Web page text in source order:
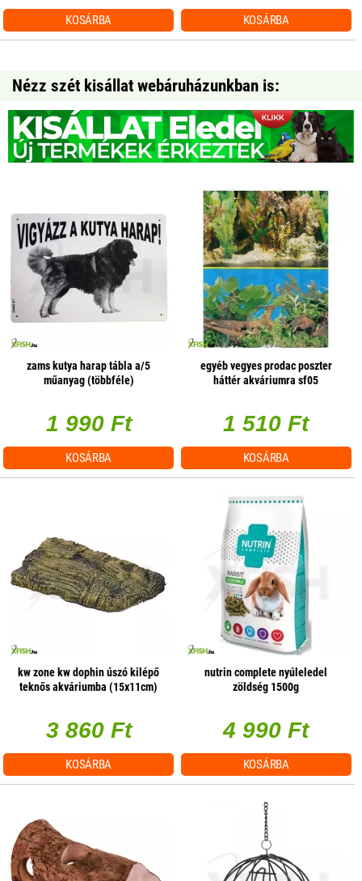
KOSÁRBA KOSÁRBA
Nézz szét kisállat webáruházunkban is:
zams kutya harap tábla a/5
műanyag (többféle)
1 990 Ft
KOSÁRBA
egyéb vegyes prodac poszter
háttér akváriumra sf05
1 510 Ft
KOSÁRBA
kw zone kw dophin úszó kilépő
teknős akváriumba (15x11cm)
3 860 Ft
KOSÁRBA
nutrin complete nyúleledel
zöldség 1500g
4 990 Ft
KOSÁRBA